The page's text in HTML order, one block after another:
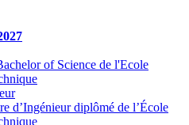
of Science de l'Ecole
d’Ingénieur diplômé de l’École